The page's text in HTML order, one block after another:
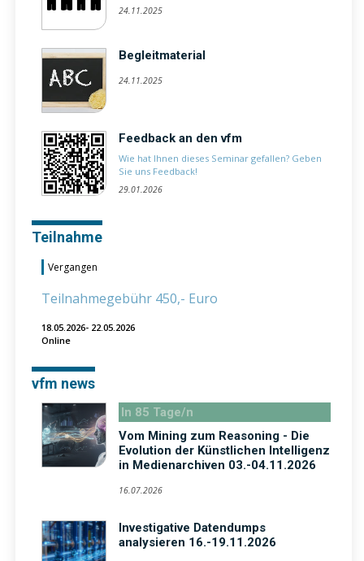
24.11.2025
Begleitmaterial
24.11.2025
Feedback an den vfm
Wie hat Ihnen dieses Seminar gefallen? Geben
Sie uns Feedback!
29.01.2026
Teilnahme
Vergangen
Teilnahmegebühr 450,- Euro
18.05.2026- 22.05.2026
Online
vfm news
In 85 Tage/n
Vom Mining zum Reasoning - Die
Evolution der Künstlichen Intelligenz
in Medienarchiven 03.-04.11.2026
16.07.2026
Investigative Datendumps
analysieren 16.-19.11.2026